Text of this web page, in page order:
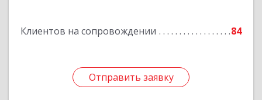
Клиентов на сопровождении 84
Отправить заявку
Подробнее
Отправить заявку